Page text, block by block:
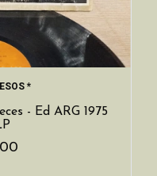
*
- Ed ARG 1975